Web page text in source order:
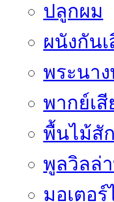
ปลูกผม
ผนังกัน
พระนา
พากย์เสี
พื้นไม้สัก
พูลวิลล่
มอเตอ